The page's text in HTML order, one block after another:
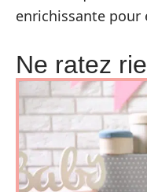
enrichissante pour
Ne ratez